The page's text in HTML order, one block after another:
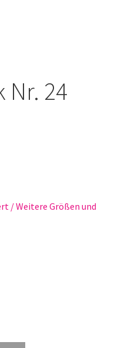
Nr. 24
/ Weitere Größen und